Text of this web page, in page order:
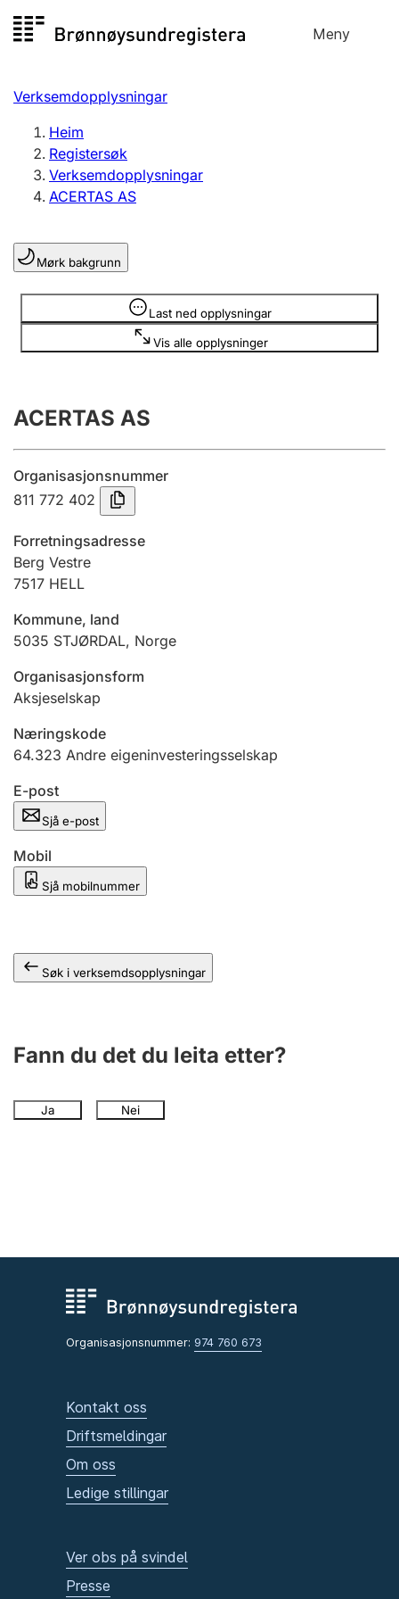
til
Meny
Registersøk
Aksjeselskap
Enkeltpersonføretak
Registrere, endre, slette
Lag og foreining
Registrere, endre, slette
Årsrekneskap
Innsending og forseinkingsgebyr
Tinglysing
Jeger
Ektepaktrettleiaren
Andre tema
Verksemdopplysningar
Heim
Registersøk
Verksemdopplysningar
ACERTAS AS
Mørk bakgrunn
Last ned opplysningar
Vis alle opplysninger
Opplysninger er skjult
ACERTAS AS
Organisasjonsnummer
811 772 402
Forretningsadresse
Berg Vestre
7517 HELL
Kommune, land
5035 STJØRDAL, Norge
Organisasjonsform
Aksjeselskap
Næringskode
64.323 Andre eigeninvesteringsselskap
E-post
Sjå e-post
Mobil
Sjå mobilnummer
Søk i verksemdsopplysningar
Fann du det du leita etter?
Ja Nei
Organisasjonsnummer: 974 760 673
Kontakt oss
Driftsmeldingar
Om oss
Ledige stillingar
Ver obs på svindel
Presse